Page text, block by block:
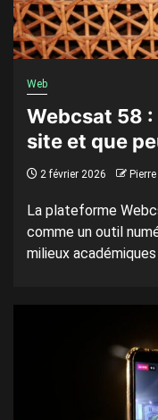
Web
Webcsat 58
site et que
2 février 2026
La plateforme
comme un outil
milieux